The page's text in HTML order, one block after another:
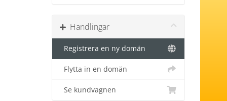
Handlingar
Registrera en ny domän
Flytta in en domän
Se kundvagnen